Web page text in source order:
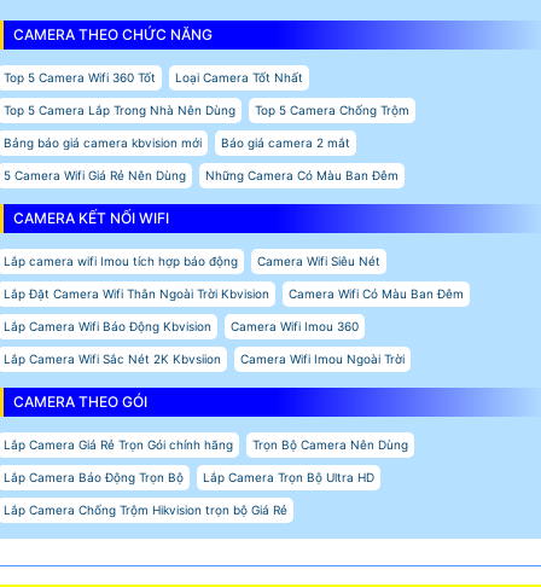
CAMERA THEO CHỨC NĂNG
Top 5 Camera Wifi 360 Tốt Loại Camera Tốt Nhất
Top 5 Camera Lắp Trong Nhà Nên Dùng Top 5 Camera Chống Trộm
Bảng báo giá camera kbvision mới Báo giá camera 2 mắt
5 Camera Wifi Giá Rẻ Nên Dùng Những Camera Có Màu Ban Đêm
CAMERA KẾT NỐI WIFI
Lắp camera wifi Imou tích hợp báo động Camera Wifi Siêu Nét
Lắp Đặt Camera Wifi Thân Ngoài Trời Kbvision Camera Wifi Có Màu Ban Đêm
Lắp Camera Wifi Báo Động Kbvision Camera Wifi Imou 360
Lắp Camera Wifi Sắc Nét 2K Kbvsiion Camera Wifi Imou Ngoài Trời
CAMERA THEO GÓI
Lắp Camera Giá Rẻ Trọn Gói chính hãng Trọn Bộ Camera Nên Dùng
Lắp Camera Báo Động Trọn Bộ Lắp Camera Trọn Bộ Ultra HD
Lắp Camera Chống Trộm Hikvision trọn bộ Giá Rẻ